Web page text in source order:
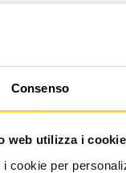
Consenso
web utilizza i cookie
i cookie per